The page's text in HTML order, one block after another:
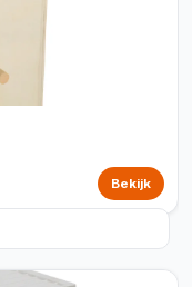
Bekijk